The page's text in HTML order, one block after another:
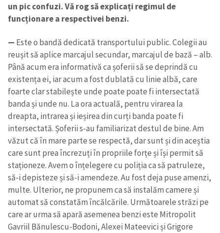
un pic confuzi. Vă rog să explicați regimul de
funcționare a respectivei benzi.
— Este o bandă dedicată transportului public. Colegii au
reușit să aplice marcajul secundar, marcajul de bază – alb.
Până acum era informativă ca șoferii să se deprindă cu
existența ei, iar acum a fost dublată cu linie albă, care
foarte clar stabilește unde poate poate fi intersectată
banda și unde nu. La ora actuală, pentru virarea la
dreapta, intrarea și ieșirea din curți banda poate fi
intersectată. Șoferii s-au familiarizat destul de bine. Am
văzut că în mare parte se respectă, dar sunt și din aceștia
care sunt prea încrezuți în propriile forțe și își permit să
staționeze. Avem o înțelegere cu poliția ca să patruleze,
să-i depisteze și să-i amendeze. Au fost deja puse amenzi,
multe. Ulterior, ne propunem ca să instalăm camere și
automat să constatăm încălcările. Următoarele străzi pe
care ar urma să apară asemenea benzi este Mitropolit
Gavriil Bănulescu-Bodoni, Alexei Mateevici și Grigore